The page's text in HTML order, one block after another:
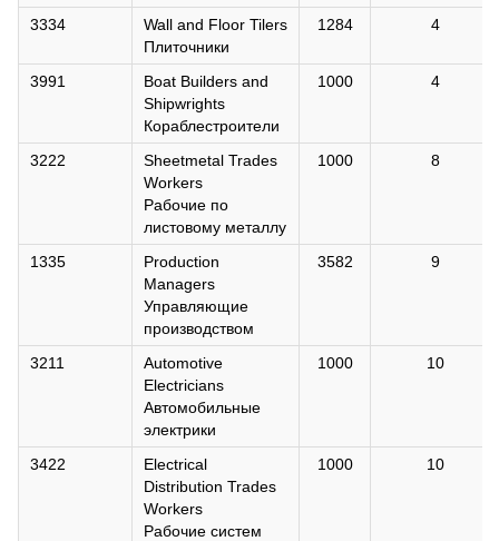
3334
Wall and Floor Tilers
Плиточники
1284 4
3991
Boat Builders and
Shipwrights
Кораблестроители
1000 4
3222
Sheetmetal Trades
Workers
Рабочие по
листовому металлу
1000 8
1335
Production
Managers
Управляющие
производством
3582 9
3211
Automotive
Electricians
Автомобильные
электрики
1000 10
3422
Electrical
Distribution Trades
Workers
Рабочие систем
1000 10